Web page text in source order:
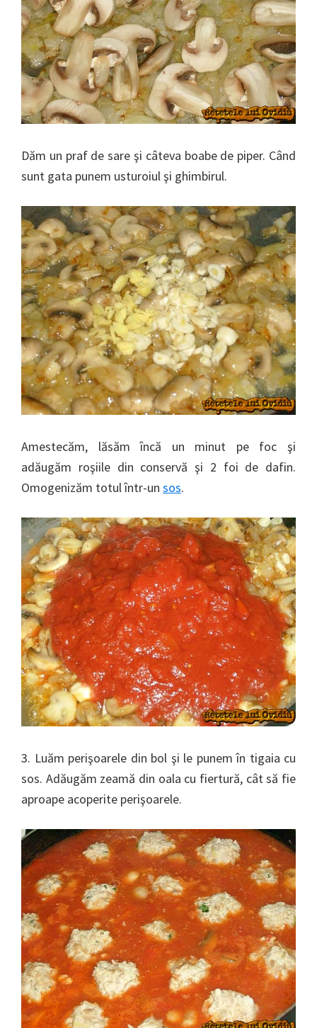
Dăm un praf de sare şi câteva boabe de piper. Când
sunt gata punem usturoiul şi ghimbirul.
Amestecăm, lăsăm încă un minut pe foc şi
adăugăm roşiile din conservă şi 2 foi de dafin.
Omogenizăm totul într-un sos.
3. Luăm perişoarele din bol şi le punem în tigaia cu
sos. Adăugăm zeamă din oala cu fiertură, cât să fie
aproape acoperite perişoarele.